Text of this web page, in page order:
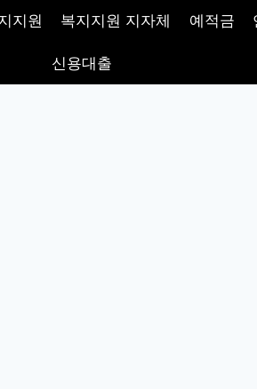
지원 복지지원 지자체 예적금
신용대출